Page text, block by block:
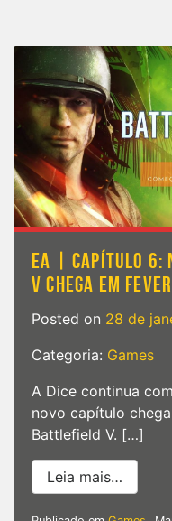
EA | CAPÍTULO 6:
V CHEGA EM
Posted on 28 de
Categoria: Games
A Dice continua
novo capítulo
Battlefield V. […]
Leia mais…